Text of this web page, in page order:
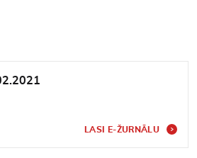
LASI E-ŽURNĀLU